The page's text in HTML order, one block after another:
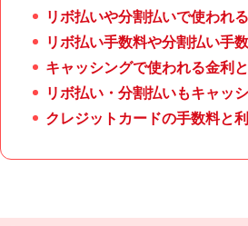
リボ払いや分割払いで使われ
リボ払い手数料や分割払い手
キャッシングで使われる金利
リボ払い・分割払いもキャッ
クレジットカードの手数料と